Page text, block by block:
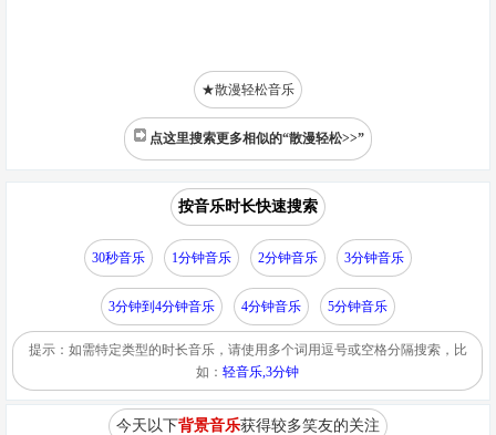
★散漫轻松音乐
点这里搜索更多相似的“散漫轻松>>”
按音乐时长快速搜索
30秒音乐 1分钟音乐 2分钟音乐 3分钟音乐
3分钟到4分钟音乐 4分钟音乐 5分钟音乐
提示：如需特定类型的时长音乐，请使用多个词用逗号或空格分隔搜索，比
如：轻音乐,3分钟
今天以下背景音乐获得较多笑友的关注